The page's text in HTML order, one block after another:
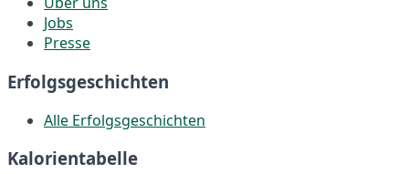
Jobs
Presse
Erfolgsgeschichten
Alle Erfolgsgeschichten
Kalorientabelle